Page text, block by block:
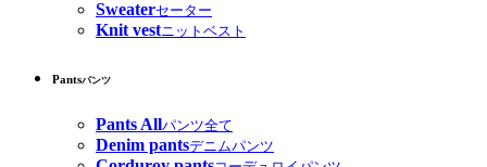
Sweaterセーター
Knit vestニットベスト
Pantsパンツ
Pants Allパンツ全て
Denim pantsデニムパンツ